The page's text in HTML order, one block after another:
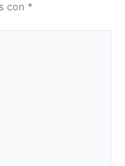
con *